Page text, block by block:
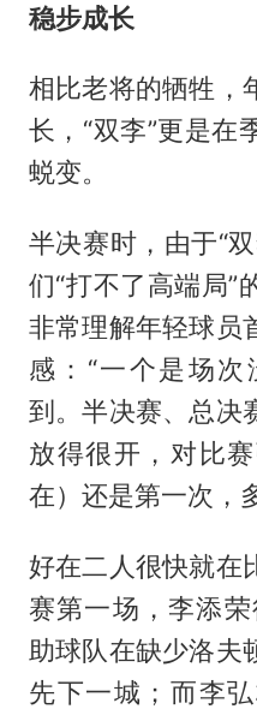
稳步成长
相比老将的牺牲，
长，“双李”更是在
蜕变。
半决赛时，由于“
们“打不了高端局”
非常理解年轻球员
感：“一个是场
到。半决赛、总决
放得很开，对比
在）还是第一次，
好在二人很快就在
赛第一场，李添
助球队在缺少洛夫
先下一城；而李